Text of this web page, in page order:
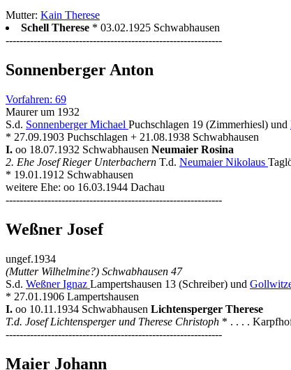
Mutter: Kain Therese
Schell Therese * 03.02.1925 Schwabhausen
--------------------------------------------------------------
Sonnenberger Anton
Vorfahren: 69
Maurer um 1932
S.d. Sonnenberger Michael Puchschlagen 19 (Zimmerhiesl) und
* 27.09.1903 Puchschlagen + 21.08.1938 Schwabhausen
I. oo 18.07.1932 Schwabhausen Neumaier Rosina
2. Ehe Josef Rieger Unterbachern T.d. Neumaier Nikolaus
* 19.01.1912 Schwabhausen
weitere Ehe: oo 16.03.1944 Dachau
--------------------------------------------------------------
Weßner Josef
ungef.1934
(Mutter Wilhelmine?) Schwabhausen 47
S.d. Weßner Ignaz Lampertshausen 13 (Schreiber) und
* 27.01.1906 Lampertshausen
I. oo 10.11.1934 Schwabhausen Lichtensperger Therese
T.d. Josef Lichtensperger und Therese Christoph * . . . .
--------------------------------------------------------------
Maier Johann